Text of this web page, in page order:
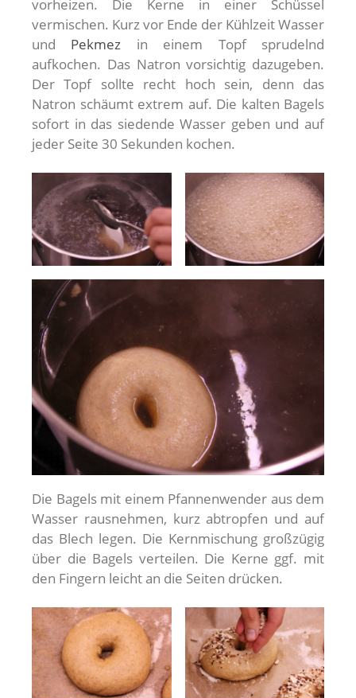
vorheizen. Die Kerne in einer Schüssel
vermischen. Kurz vor Ende der Kühlzeit Wasser
und Pekmez in einem Topf sprudelnd
aufkochen. Das Natron vorsichtig dazugeben.
Der Topf sollte recht hoch sein, denn das
Natron schäumt extrem auf. Die kalten Bagels
sofort in das siedende Wasser geben und auf
jeder Seite 30 Sekunden kochen.
Die Bagels mit einem Pfannenwender aus dem
Wasser rausnehmen, kurz abtropfen und auf
das Blech legen. Die Kernmischung großzügig
über die Bagels verteilen. Die Kerne ggf. mit
den Fingern leicht an die Seiten drücken.